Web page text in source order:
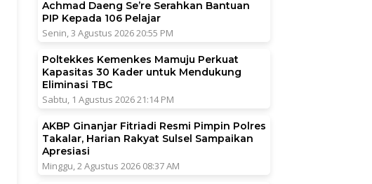
Achmad Daeng Se’re Serahkan Bantuan
PIP Kepada 106 Pelajar
Senin, 3 Agustus 2026 20:55 PM
Poltekkes Kemenkes Mamuju Perkuat
Kapasitas 30 Kader untuk Mendukung
Eliminasi TBC
Sabtu, 1 Agustus 2026 21:14 PM
AKBP Ginanjar Fitriadi Resmi Pimpin Polres
Takalar, Harian Rakyat Sulsel Sampaikan
Apresiasi
Minggu, 2 Agustus 2026 08:37 AM